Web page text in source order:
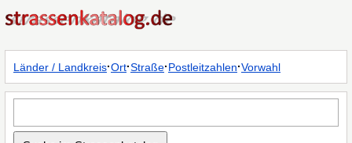
Länder / Landkreis·Ort·Straße·Postleitzahlen·Vorwahl